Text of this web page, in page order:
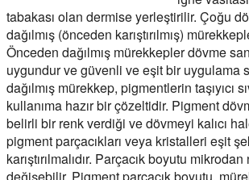
tabakası olan dermise yerleştirilir. Çoğu
dağılmış (önceden karıştırılmış)
Önceden dağılmış mürekkepler dövme
uygundur ve güvenli ve eşit bir uygulama
dağılmış mürekkep, pigmentlerin taşıyıcı
kullanıma hazır bir çözeltidir. Pigment
belirli bir renk verdiği ve dövmeyi kalıcı
pigment parçacıkları veya kristalleri eşit
karıştırılmalıdır. Parçacık boyutu